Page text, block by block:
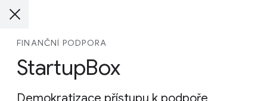
FINANČNÍ PODPORA
StartupBox